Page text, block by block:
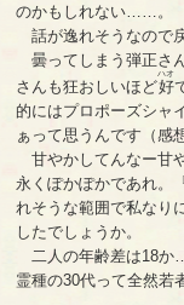
のかもしれない……。
話が逸れそうなので
曇ってしまう弾正さ
さんも狂おしいほど好
ハオ
的にはプロポーズシャ
ぁって思うんです（感
甘やかしてんなー甘
永くぽかぽかであれ
れそうな範囲で私なり
したでしょうか。
二人の年齢差は18
霊種の30代って全然